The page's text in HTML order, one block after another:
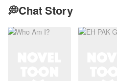
💭Chat Story